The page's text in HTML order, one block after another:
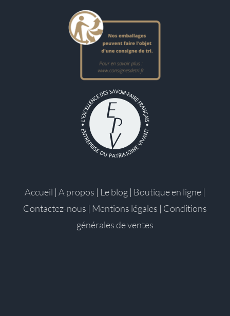
Accueil | A propos | Le blog | Boutique en ligne |
Contactez-nous | Mentions légales | Conditions
générales de ventes